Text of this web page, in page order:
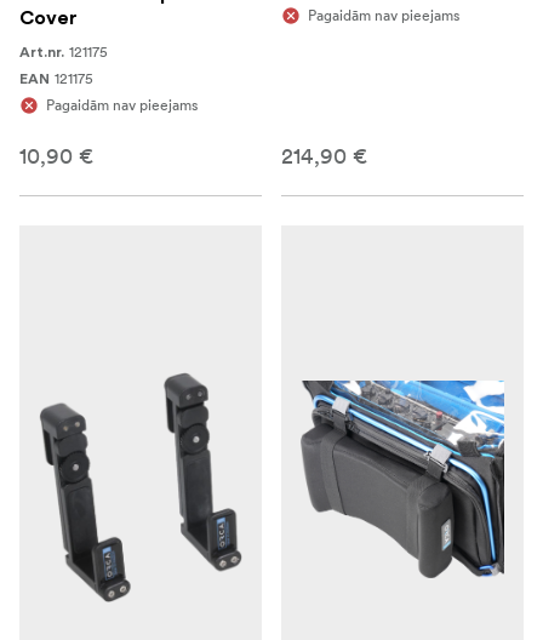
Cover
Art.nr. 121175
EAN 121175
Pagaidām nav pieejams
10,90 €
Pagaidām nav pieejams
214,90 €